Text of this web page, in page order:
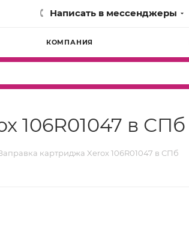
Написать в мессенджеры
КОМПАНИЯ
106R01047 в СПб
картриджа Xerox 106R01047 в СПб